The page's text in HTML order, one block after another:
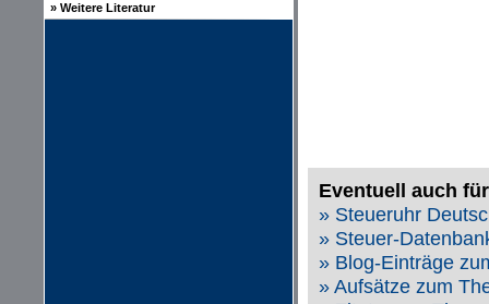
» Weitere Literatur
Eventuell auch
» Steueruhr
» Steuer-
» Blog-Einträge
» Aufsätze zum